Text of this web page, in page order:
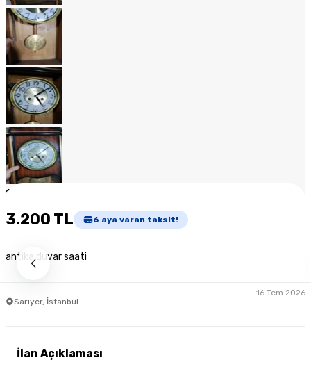
1
3.200 TL 6 aya varan taksit!
antika duvar saati
Sarıyer, İstanbul
16 Tem 2026
İlan Açıklaması